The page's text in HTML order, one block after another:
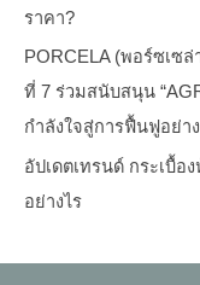
ราคา?
PORCELA (พอร์ซเซ
ที่ 7 ร่วมสนับสนุน
กำลังใจสู่การฟื้นฟูอย่า
อัปเดตเทรนด์ กระเบื้อ
อย่างไร